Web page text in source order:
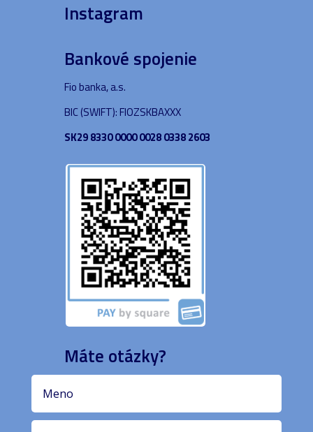
Instagram
Bankové spojenie
Fio banka, a.s.
BIC (SWIFT): FIOZSKBAXXX
SK29 8330 0000 0028 0338 2603
Máte otázky?